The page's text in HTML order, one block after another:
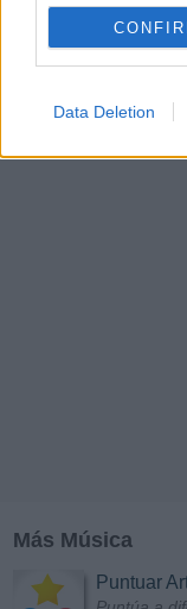
Data Deletion
N O P
Más Música
Puntuar